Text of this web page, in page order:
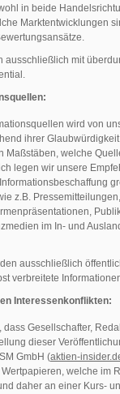
in beide
Marktentwicklungen
ausschließlich mit
wird von
ihrer
Maßstäben, welche
legen wir unsere
z.B.
im In- und
ausschließlich
verbreitete
Interessenkonflikten:
Gesellschafter,
dieser
GmbH (aktien-
welche im
daher an einer Kurs-